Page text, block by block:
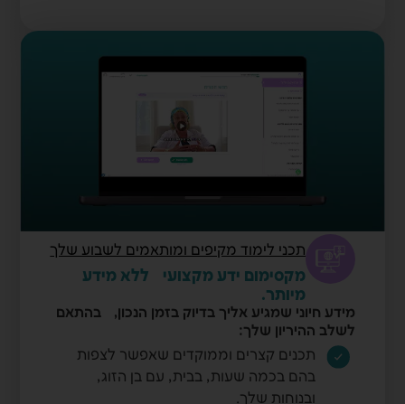
תכני לימוד מקיפים ומותאמים לשבוע שלך
מקסימום ידע מקצועי ללא מידע
מיותר.
מידע חיוני שמגיע אליך בדיוק בזמן הנכון, בהתאם
לשלב ההיריון שלך:
תכנים קצרים וממוקדים שאפשר לצפות
בהם בכמה שעות, בבית, עם בן הזוג,
ובנוחות שלך.